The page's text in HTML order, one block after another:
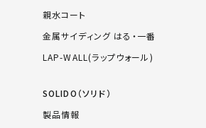
親水コート
金属サイディング はる・一番
LAP-WALL(ラップウォール)
SOLIDO（ソリド）
製品情報